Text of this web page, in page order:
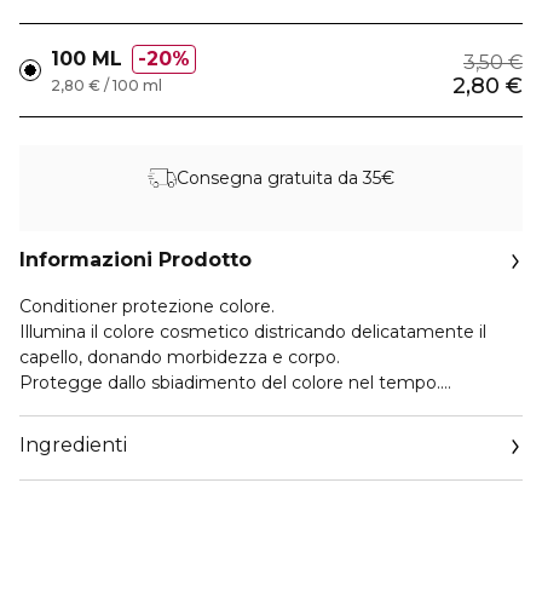
100 ML 20% 3,50 €
2,80 €
2,80 € / 100 ml
Consegna gratuita da 35€
Informazioni Prodotto
Conditioner protezione colore.
Illumina il colore cosmetico districando delicatamente il
capello, donando morbidezza e corpo.
Protegge dallo sbiadimento del colore nel tempo.
Elastina.
Ingredienti